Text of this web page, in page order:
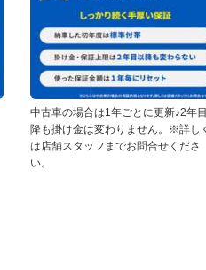
中古車の場合は1年ごとに更新♪2年
降も掛け金は変わりません。※詳し
は店舗スタッフまでお問合せくださ
い。